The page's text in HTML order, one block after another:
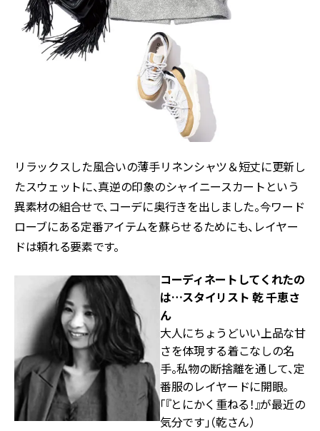
リラックスした風合いの薄手リネンシャツ＆短丈に更新し
たスウェットに、真逆の印象のシャイニースカートという
異素材の組合せで、コーデに奥行きを出しました。今ワード
ローブにある定番アイテムを蘇らせるためにも、レイヤー
ドは頼れる要素です。
コーディネートしてくれたの
は…スタイリスト 乾 千恵さ
ん
大人にちょうどいい上品な甘
さを体現する着こなしの名
手。私物の断捨離を通して、定
番服のレイヤードに開眼。
「『とにかく重ねる！』が最近の
気分です」（乾さん）